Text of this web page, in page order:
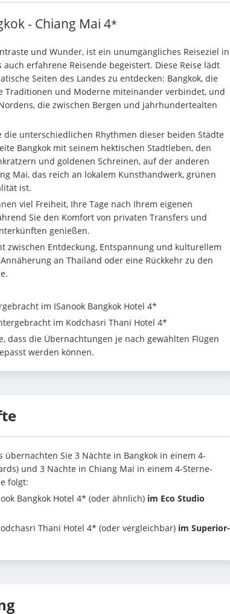
- Chiang Mai 4*
und Wunder, ist ein unumgängliches Reiseziel in
auch erfahrene Reisende begeistert. Diese Reise lädt
Seiten des Landes zu entdecken: Bangkok, die
Traditionen und Moderne miteinander verbindet, und
die zwischen Bergen und jahrhundertealten
die unterschiedlichen Rhythmen dieser beiden Städte
Bangkok mit seinem hektischen Stadtleben, den
und goldenen Schreinen, auf der anderen
Mai, das reich an lokalem Kunsthandwerk, grünen
ist.
viel Freiheit, Ihre Tage nach Ihrem eigenen
Sie den Komfort von privaten Transfers und
genießen.
zwischen Entdeckung, Entspannung und kulturellem
an Thailand oder eine Rückkehr zu den
im ISanook Bangkok Hotel 4*
im Kodchasri Thani Hotel 4*
dass die Übernachtungen je nach gewählten Flügen
werden können.
Sie 3 Nächte in Bangkok in einem 4-
und 3 Nächte in Chiang Mai in einem 4-Sterne-
folgt:
Bangkok Hotel 4* (oder ähnlich) im Eco Studio
Thani Hotel 4* (oder vergleichbar) im Superior-